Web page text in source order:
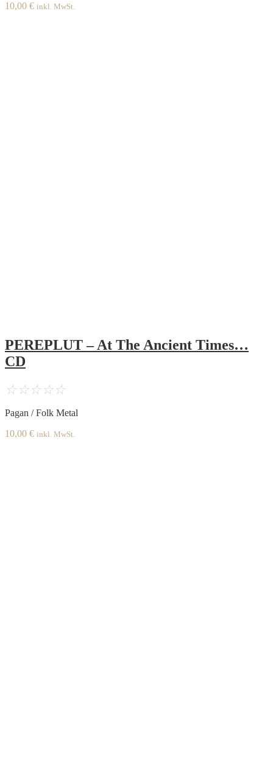
10,00 € inkl. MwSt.
PEREPLUT – At The Ancient Times…
CD
☆☆☆☆☆
Pagan / Folk Metal
10,00 € inkl. MwSt.